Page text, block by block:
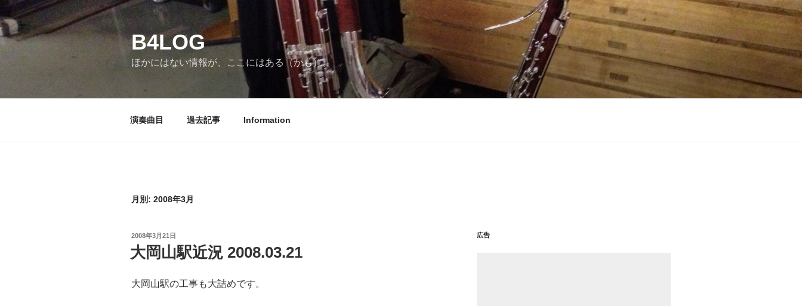
ン
テ
ン
B4LOG
ほかにはない情報が、ここにはある（かも）。
演奏曲目 過去記事 Information
月別: 2008年3月
投
稿
日:
2008年3月21日
大岡山駅近況 2008.03.21
大岡山駅の工事も大詰めです。
広告